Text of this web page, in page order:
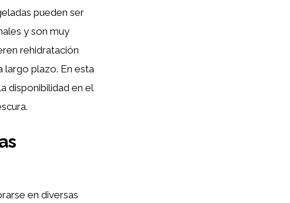
pueden ser
y son muy
rehidratación
largo plazo. En esta
disponibilidad en el
en diversas